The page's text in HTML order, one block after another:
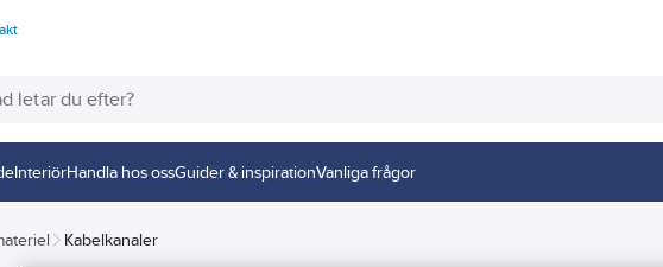
InteriörHandla hos ossGuider & inspirationVanliga frågor
Kabelkanaler